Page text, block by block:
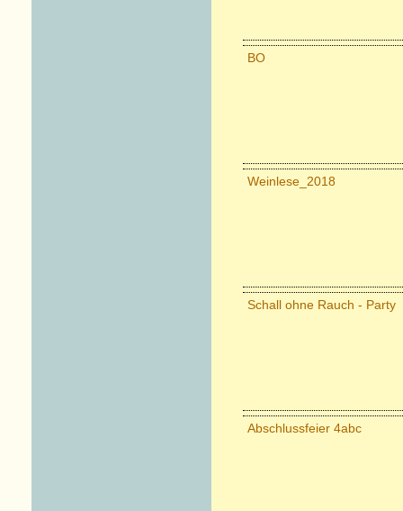
BO
Weinlese_2018
Schall ohne Rauch - Party
Abschlussfeier 4abc